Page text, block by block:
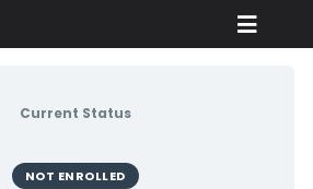
Toggle
Current Status
NOT ENROLLED